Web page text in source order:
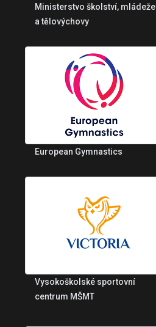
Ministerstvo školství, mládeže
a tělovýchovy
European Gymnastics
Vysokoškolské sportovní
centrum MŠMT